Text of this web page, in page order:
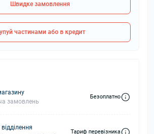
Швидке замовлення
частинами або в кредит
замовлень
Безоплатно
Тариф перевізника